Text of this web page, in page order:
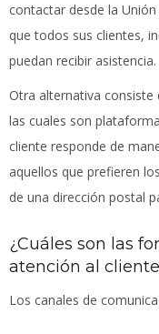
contactar desde la
que todos sus clientes,
puedan recibir asistencia.
Otra alternativa consiste
las cuales son
cliente responde de
aquellos que prefieren
de una dirección postal
¿Cuáles son las
atención al
Los canales de